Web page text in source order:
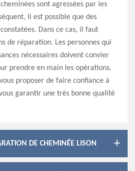
sont agressées par les
il est possible que des
Dans ce cas, il faut
de réparation. Les personnes qui
nécessaires doivent convier
prendre en main les opérations.
proposer de faire confiance à
garantir une très bonne qualité
DE CHEMINÉE LISON